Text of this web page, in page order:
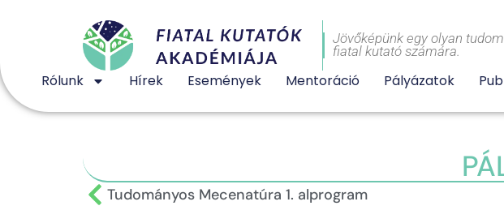
Jövőképünk egy olyan
fiatal kutató számára.
Rólunk Hírek Események Mentoráció Pályázatok
Tudományos Mecenatúra 1. alprogram